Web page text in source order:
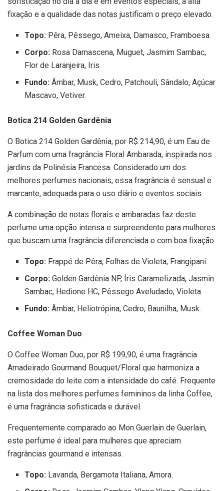
fixação e a qualidade das notas justificam o preço elevado.
Topo: Pêra, Pêssego, Ameixa, Damasco, Framboesa.
Corpo: Rosa Damascena, Muguet, Jasmim Sambac,
Flor de Laranjeira, Iris.
Fundo:Âmbar, Musk, Cedro, Patchouli, Sândalo, Açúcar
Mascavo, Vetiver.
Botica 214 Golden Gardênia
O Botica 214 Golden Gardênia, por R$ 214,90, é um Eau de
Parfum com uma fragrância Floral Ambarada, inspirada nos
jardins da Polinésia Francesa. Considerado um dos
melhores perfumes nacionais, essa fragrância é sensual e
marcante, adequada para o uso diário e eventos sociais.
A combinação de notas florais e ambaradas faz deste
perfume uma opção intensa e surpreendente para mulheres
que buscam uma fragrância diferenciada e com boa fixação.
Topo: Frappé de Pêra, Folhas de Violeta, Frangipani.
Corpo:Golden Gardênia NP, Íris Caramelizada, Jasmin
Sambac, Hedione HC, Pêssego Aveludado, Violeta.
Fundo:Âmbar, Heliotrópina, Cedro, Baunilha, Musk.
Coffee Woman Duo
O Coffee Woman Duo, por R$ 199,90, é uma fragrância
Amadeirado Gourmand Bouquet/Floral que harmoniza a
cremosidade do leite com a intensidade do café. Frequente
na lista dos melhores perfumes femininos da linha Coffee,
é uma fragrância sofisticada e durável.
Frequentemente comparado ao Mon Guerlain de Guerlain,
este perfume é ideal para mulheres que apreciam
fragrâncias gourmand e intensas.
Topo: Lavanda, Bergamota Italiana, Amora.